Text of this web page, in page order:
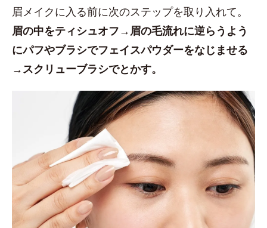
眉メイクに入る前に次のステップを取り入れて。
眉の中をティシュオフ→眉の毛流れに逆らうよう
にパフやブラシでフェイスパウダーをなじませる
→スクリューブラシでとかす。